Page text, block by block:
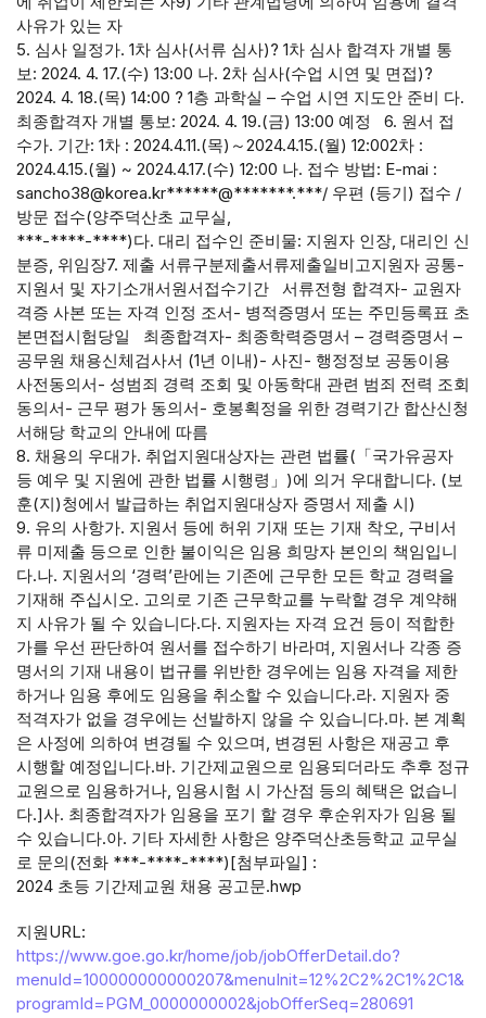
사유가 있는 자
5. 심사 일정가. 1차 심사(서류 심사)? 1차 심사 합격자 개별 통
보: 2024. 4. 17.(수) 13:00 나. 2차 심사(수업 시연 및 면접)?
2024. 4. 18.(목) 14:00 ? 1층 과학실 – 수업 시연 지도안 준비 다.
최종합격자 개별 통보: 2024. 4. 19.(금) 13:00 예정 6. 원서 접
수가. 기간: 1차 : 2024.4.11.(목)～2024.4.15.(월) 12:002차 :
2024.4.15.(월) ~ 2024.4.17.(수) 12:00 나. 접수 방법: E-mai :
sancho38@korea.kr******@*******.***/ 우편 (등기) 접수 /
방문 접수(양주덕산초 교무실,
***-****-****)다. 대리 접수인 준비물: 지원자 인장, 대리인 신
분증, 위임장7. 제출 서류구분제출서류제출일비고지원자 공통-
지원서 및 자기소개서원서접수기간 서류전형 합격자- 교원자
격증 사본 또는 자격 인정 조서- 병적증명서 또는 주민등록표 초
본면접시험당일 최종합격자- 최종학력증명서 – 경력증명서 –
공무원 채용신체검사서 (1년 이내)- 사진- 행정정보 공동이용
사전동의서- 성범죄 경력 조회 및 아동학대 관련 범죄 전력 조회
동의서- 근무 평가 동의서- 호봉획정을 위한 경력기간 합산신청
서해당 학교의 안내에 따름
8. 채용의 우대가. 취업지원대상자는 관련 법률(「국가유공자
등 예우 및 지원에 관한 법률 시행령」)에 의거 우대합니다. (보
훈(지)청에서 발급하는 취업지원대상자 증명서 제출 시)
9. 유의 사항가. 지원서 등에 허위 기재 또는 기재 착오, 구비서
류 미제출 등으로 인한 불이익은 임용 희망자 본인의 책임입니
다.나. 지원서의 ‘경력’란에는 기존에 근무한 모든 학교 경력을
기재해 주십시오. 고의로 기존 근무학교를 누락할 경우 계약해
지 사유가 될 수 있습니다.다. 지원자는 자격 요건 등이 적합한
가를 우선 판단하여 원서를 접수하기 바라며, 지원서나 각종 증
명서의 기재 내용이 법규를 위반한 경우에는 임용 자격을 제한
하거나 임용 후에도 임용을 취소할 수 있습니다.라. 지원자 중
적격자가 없을 경우에는 선발하지 않을 수 있습니다.마. 본 계획
은 사정에 의하여 변경될 수 있으며, 변경된 사항은 재공고 후
시행할 예정입니다.바. 기간제교원으로 임용되더라도 추후 정규
교원으로 임용하거나, 임용시험 시 가산점 등의 혜택은 없습니
다.]사. 최종합격자가 임용을 포기 할 경우 후순위자가 임용 될
수 있습니다.아. 기타 자세한 사항은 양주덕산초등학교 교무실
로 문의(전화 ***-****-****)[첨부파일] :
2024 초등 기간제교원 채용 공고문.hwp
지원URL:
https://www.goe.go.kr/home/job/jobOfferDetail.do?
menuId=100000000000207&menuInit=12%2C2%2C1%2C1&
programId=PGM_0000000002&jobOfferSeq=280691